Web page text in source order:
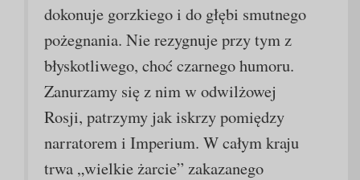
dokonuje gorzkiego i do głębi smutnego
pożegnania. Nie rezygnuje przy tym z
błyskotliwego, choć czarnego humoru.
Zanurzamy się z nim w odwilżowej
Rosji, patrzymy jak iskrzy pomiędzy
narratorem i Imperium. W całym kraju
trwa „wielkie żarcie” zakazanego